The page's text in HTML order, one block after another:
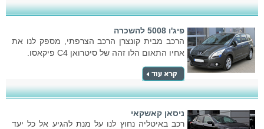
פיג'ו 5008 להשכרה
הרכב מבית קונצרן הרכב הצרפתי, מספק לנו את
אחיו התאום הלו זהה של סיטרואן C4 פיקאסו.
ניסאן קאשקאי
רכב באיטליה נחוץ לנו על מנת להגיע אל כל יעד